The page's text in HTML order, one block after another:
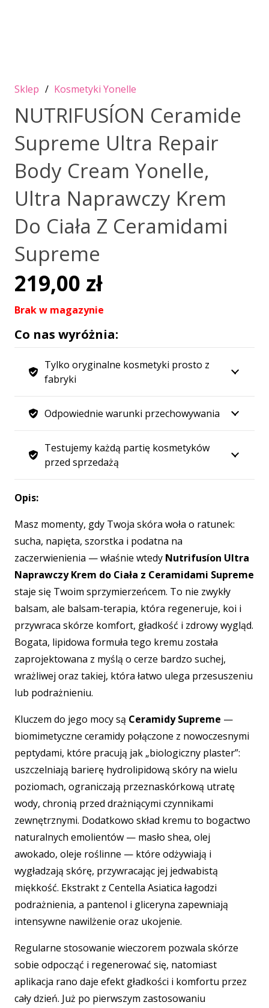
Sklep / Kosmetyki Yonelle
NUTRIFUSÍON Ceramide
Supreme Ultra Repair
Body Cream Yonelle,
Ultra Naprawczy Krem
Do Ciała Z Ceramidami
Supreme
219,00 zł
Brak w magazynie
Co nas wyróżnia:
Tylko oryginalne kosmetyki prosto z
fabryki
Odpowiednie warunki przechowywania
Testujemy każdą partię kosmetyków
przed sprzedażą
Opis:
Masz momenty, gdy Twoja skóra woła o ratunek:
sucha, napięta, szorstka i podatna na
zaczerwienienia — właśnie wtedy Nutrifusíon Ultra
Naprawczy Krem do Ciała z Ceramidami Supreme
staje się Twoim sprzymierzeńcem. To nie zwykły
balsam, ale balsam-terapia, która regeneruje, koi i
przywraca skórze komfort, gładkość i zdrowy wygląd.
Bogata, lipidowa formuła tego kremu została
zaprojektowana z myślą o cerze bardzo suchej,
wrażliwej oraz takiej, która łatwo ulega przesuszeniu
lub podrażnieniu.
Kluczem do jego mocy są Ceramidy Supreme —
biomimetyczne ceramidy połączone z nowoczesnymi
peptydami, które pracują jak „biologiczny plaster”:
uszczelniają barierę hydrolipidową skóry na wielu
poziomach, ograniczają przeznaskórkową utratę
wody, chronią przed drażniącymi czynnikami
zewnętrznymi. Dodatkowo skład kremu to bogactwo
naturalnych emolientów — masło shea, olej
awokado, oleje roślinne — które odżywiają i
wygładzają skórę, przywracając jej jedwabistą
miękkość. Ekstrakt z Centella Asiatica łagodzi
podrażnienia, a pantenol i gliceryna zapewniają
intensywne nawilżenie oraz ukojenie.
Regularne stosowanie wieczorem pozwala skórze
sobie odpocząć i regenerować się, natomiast
aplikacja rano daje efekt gładkości i komfortu przez
cały dzień. Już po pierwszym zastosowaniu